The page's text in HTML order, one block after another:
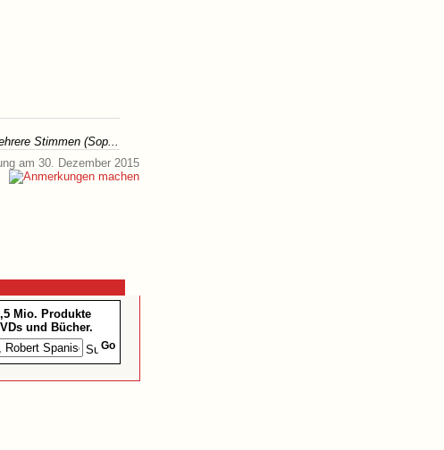
Stimmen (Sop...
am 30. Dezember 2015
Mio. Produkte
und Bücher.
Go